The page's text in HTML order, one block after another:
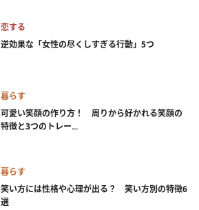
恋する
逆効果な「女性の尽くしすぎる行動」5つ
暮らす
可愛い笑顔の作り方！ 周りから好かれる笑顔の
特徴と3つのトレー...
暮らす
笑い方には性格や心理が出る？ 笑い方別の特徴6
選